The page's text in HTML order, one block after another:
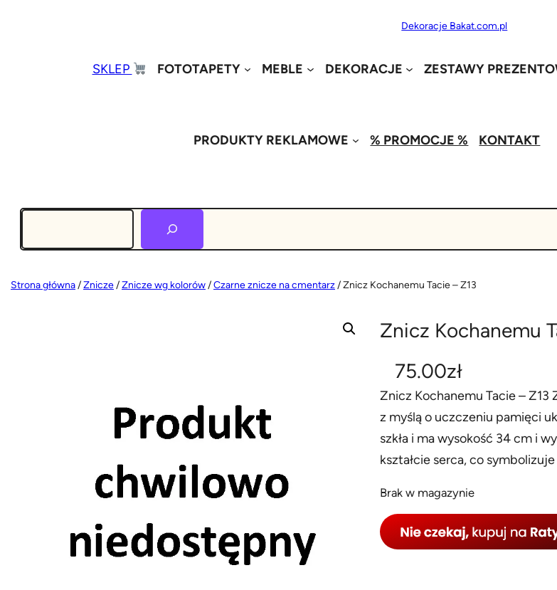
Dekoracje Bakat.com.pl
SKLEP FOTOTAPETY MEBLE DEKORACJE ZESTAWY
PRODUKTY REKLAMOWE % PROMOCJE % KONTAKT
Strona główna/Znicze/Znicze wg kolorów/Czarne znicze na cmentarz/ Znicz Kochanemu Tacie – Z13
Znicz Kochanemu
75.00zł
Znicz Kochanemu Tacie –
z myślą o uczczeniu pamięci
szkła i ma wysokość 34 cm i
kształcie serca, co
Brak w magazynie